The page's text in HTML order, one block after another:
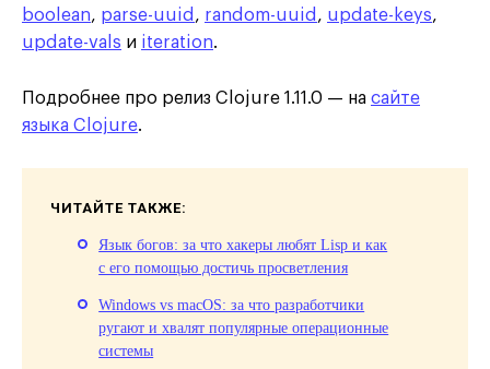
boolean, parse-uuid , random-uuid , update-keys,
update-vals и iteration.
Подробнее про релиз Clojure 1.11.0 — на сайте
языка Clojure.
ЧИТАЙТЕ ТАКЖЕ:
Язык богов: за что хакеры любят Lisp и как
с его помощью достичь просветления
Windows vs macOS: за что разработчики
ругают и хвалят популярные операционные
системы